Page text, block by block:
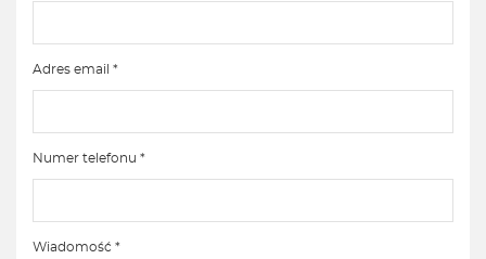
Adres email *
Numer telefonu *
Wiadomość *